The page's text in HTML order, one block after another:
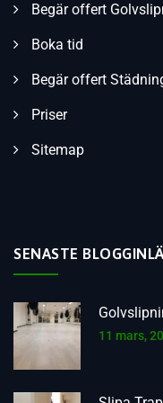
Begär offert
Boka tid
Begär offert
Priser
Sitemap
SENASTE
11 mars,